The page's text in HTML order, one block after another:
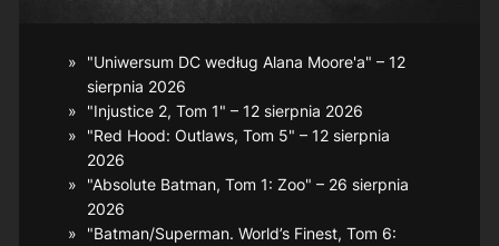
"Uniwersum DC według Alana Moore'a" – 12
sierpnia 2026
"Injustice 2, Tom 1" – 12 sierpnia 2026
"Red Hood: Outlaws, Tom 5" – 12 sierpnia
2026
"Absolute Batman, Tom 1: Zoo" – 26 sierpnia
2026
"Batman/Superman. World’s Finest, Tom 6: